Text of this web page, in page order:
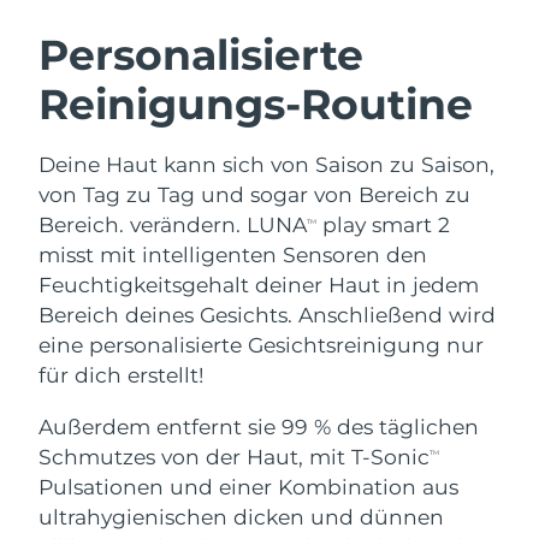
Personalisierte
Reinigungs-Routine
Deine Haut kann sich von Saison zu Saison,
von Tag zu Tag und sogar von Bereich zu
Bereich. verändern. LUNATM
play smart 2
misst mit intelligenten Sensoren den
Feuchtigkeitsgehalt deiner Haut in jedem
Bereich deines Gesichts. Anschließend wird
eine personalisierte Gesichtsreinigung nur
für dich erstellt!
Außerdem entfernt sie 99 % des täglichen
Schmutzes von der Haut, mit T-SonicTM
Pulsationen und einer Kombination aus
ultrahygienischen dicken und dünnen
LUNA™ 4 Set
Anti-aging massage
LUNA™ 4 Plus
Massage, LED heating
LUNA™ 4 Men
For men, anti-aging massage
BEAR™ 2 Set
Microcurrent toning
BEAR™ 2 go
Microcurrent toning on-the-go
BEAR™ 2 eyes & lips
Microcurrent line smoothing device
Hydratisierung
UFO™ 3 Set
Deep facial hydration
UFO™ 3 LED
Near-infrared and red light therapy
device
Mundpflege
issa™ 4
Hybrid silicone sonic toothbrush
issa™ 4 plus
Smart hybrid silicone sonic toothbrush
FAQ™ ANTI-AGING-BEHANDLUNG
Anti-aging LED-Behandlungen
NEW
Australien
Erwartete Lieferung
11/08/2026
Erwartete Lieferung
08/08/2026
Bahrain
Erwartete Lieferung
09/08/2026
Belgien
Erwartete Lieferung
Bosnien und
Herzegowina
Erwartete Lieferung
11/08/2026